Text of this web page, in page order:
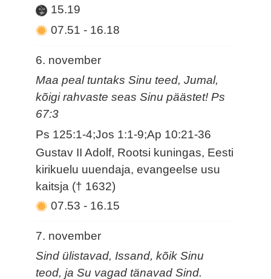
15.19
07.51- 16.18
6. november
Maa peal tuntaks Sinu teed, Jumal,
kõigi rahvaste seas Sinu päästet! Ps
67:3
Ps 125:1-4;Jos 1:1-9;Ap 10:21-36
Gustav II Adolf, Rootsi kuningas, Eesti
kirikuelu uuendaja, evangeelse usu
kaitsja († 1632)
07.53- 16.15
7. november
Sind ülistavad, Issand, kõik Sinu
teod, ja Su vagad tänavad Sind.